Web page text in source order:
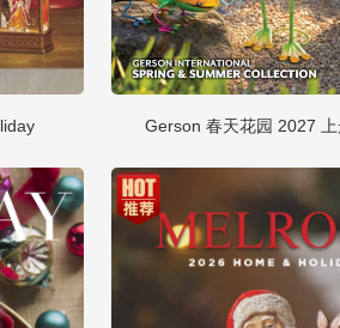
Gerson 春天花园 2027